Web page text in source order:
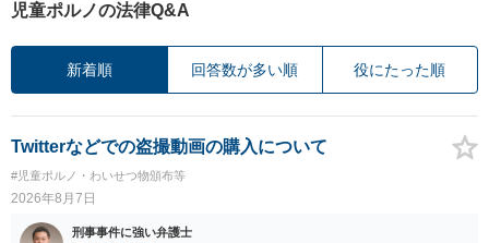
児童ポルノの法律Q&A
新着順 回答数が多い順 役にたった順
Twitterなどでの盗撮動画の購入について
#児童ポルノ・わいせつ物頒布等
2026年8月7日
刑事事件に強い弁護士